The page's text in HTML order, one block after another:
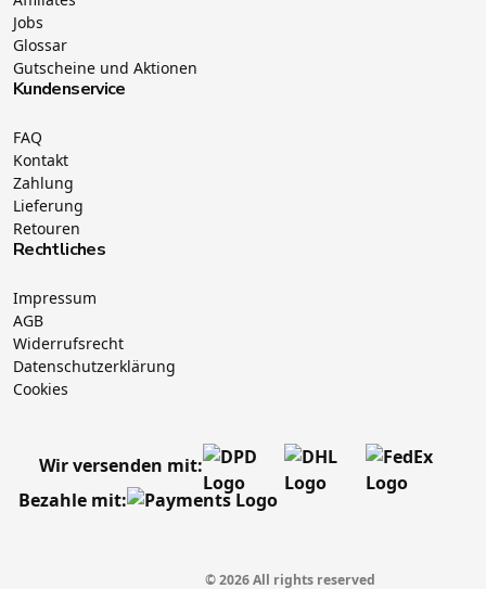
Jobs
Glossar
Gutscheine und Aktionen
Kundenservice
FAQ
Kontakt
Zahlung
Lieferung
Retouren
Rechtliches
Impressum
AGB
Widerrufsrecht
Datenschutzerklärung
Cookies
Wir versenden mit:
Bezahle mit:
© 2026 All rights reserved